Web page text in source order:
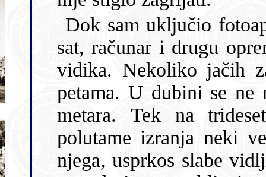
Dok sam uključio
sat, računar i drugu opremu, ostali su mi već skoro nestali iz
vidika. Nekoliko jačih zaveslaja perajama i već sam im za
petama. U dubini se ne nazire
metara. Tek na
polutame izranja neki veliki predmet. Spustivši se ravno na
njega, usprkos slabe vidljivosti od samo 4-5 metara, zamijetio